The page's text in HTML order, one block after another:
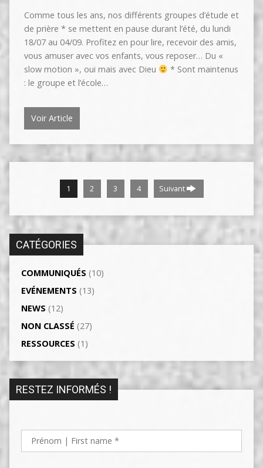
Comme tous les ans, nos différents groupes d’étude et
de prière * se mettent en pause durant l’été, du lundi
18/07 au 04/09. Profitez en pour lire, recevoir des amis,
vous amuser avec vos enfants, vous reposer… Du «
slow motion », oui mais avec Dieu
* Sont maintenus
: le groupe et l’école…
Voir Article
1 2 3 4 Suivant
CATÉGORIES
COMMUNIQUÉS (10)
EVÉNEMENTS (13)
NEWS (12)
NON CLASSÉ (27)
RESSOURCES (1)
RESTEZ INFORMÉS !